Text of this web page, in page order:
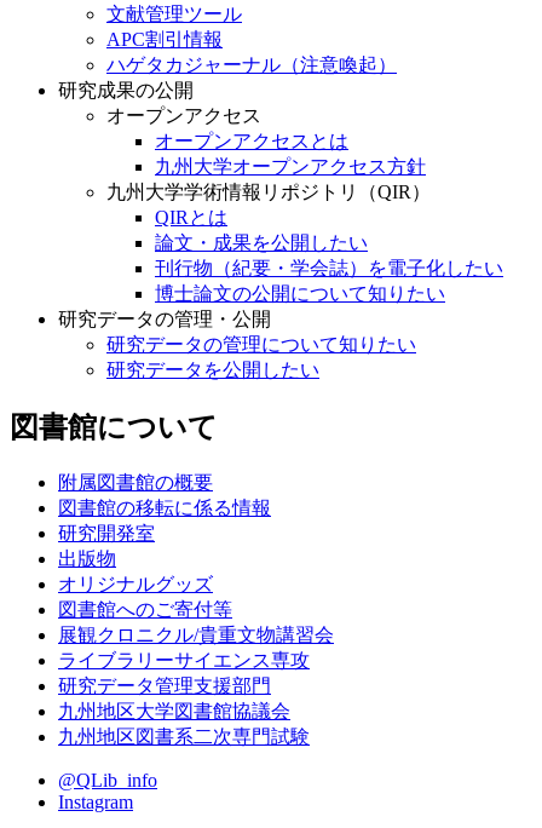
文献管理ツール
APC割引情報
ハゲタカジャーナル（注意喚起）
研究成果の公開
オープンアクセス
オープンアクセスとは
九州大学オープンアクセス方針
九州大学学術情報リポジトリ（QIR）
QIRとは
論文・成果を公開したい
刊行物（紀要・学会誌）を電子化したい
博士論文の公開について知りたい
研究データの管理・公開
研究データの管理について知りたい
研究データを公開したい
図書館について
附属図書館の概要
図書館の移転に係る情報
研究開発室
出版物
オリジナルグッズ
図書館へのご寄付等
展観クロニクル/貴重文物講習会
ライブラリーサイエンス専攻
研究データ管理支援部門
九州地区大学図書館協議会
九州地区図書系二次専門試験
@QLib_info
Instagram